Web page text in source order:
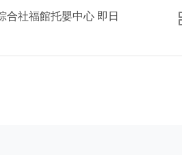
合社福館托嬰中心 即日